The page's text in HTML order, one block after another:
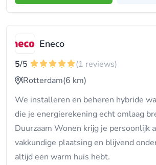
Eneco
5/5
(1 reviews)
Rotterdam(6 km)
We installeren en beheren hybride
die je energierekening echt omlaag
Duurzaam Wonen krijg je persoonlijk
vakkundige plaatsing en blijvend
altijd een warm huis hebt.